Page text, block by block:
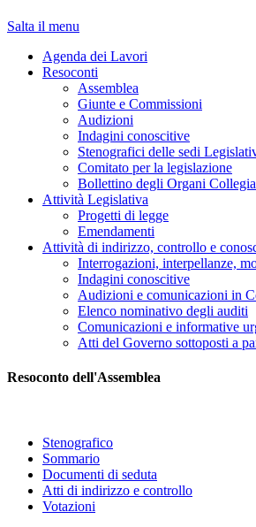
Salta il menu
Agenda dei Lavori
Resoconti
Assemblea
Giunte e Commissioni
Audizioni
Indagini conoscitive
Stenografici delle sedi
Comitato per la legislazione
Bollettino degli Organi
Attività Legislativa
Progetti di legge
Emendamenti
Attività di indirizzo, controllo e
Interrogazioni, interpellanze,
Indagini conoscitive
Audizioni e comunicazioni in
Elenco nominativo degli auditi
Comunicazioni e informative
Atti del Governo sottoposti a
Resoconto dell'Assemblea
Stenografico
Sommario
Documenti di seduta
Atti di indirizzo e controllo
Votazioni